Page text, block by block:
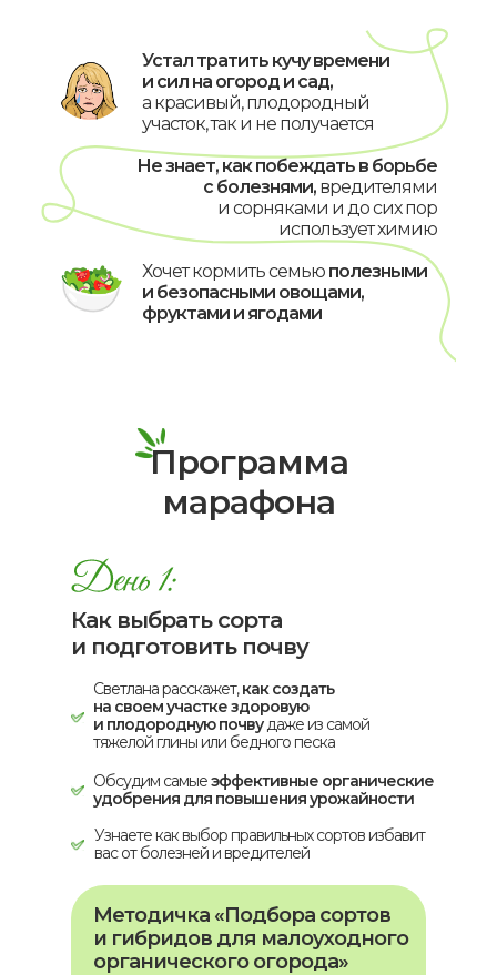
Устал тратить кучу времени
и сил на огород и сад,
а красивый, плодородный
участок, так и не получается
Не знает, как побеждать в борьбе
с болезнями, вредителями
и сорняками и до сих пор
использует химию
Хочет кормить семью полезными
и безопасными овощами,
фруктами и ягодами
Программа
марафона
Как выбрать сорта
и подготовить почву
Светлана расскажет,как создать
на своем участке здоровую
и плодородную почвудаже из самой
тяжелой глины или бедного песка
Обсудим самыеэффективные органические
удобрения для повышения урожайности
Узнаете как выбор правильных сортов избавит
вас от болезней и вредителей
Методичка «Подбора сортов
и гибридов для малоуходного
органического огорода»
С помощью этой методички
вы подберете сорта и гибриды
с рекомендациями по разным
регионам, устойчивым
к болезням и вредителям.
Забудьте про обработки
и химию на своем участке!